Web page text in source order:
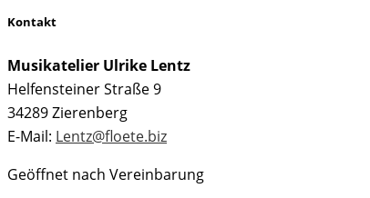
Kontakt
Musikatelier Ulrike Lentz
Helfensteiner Straße 9
34289 Zierenberg
E-Mail: Lentz@floete.biz
Geöffnet nach Vereinbarung